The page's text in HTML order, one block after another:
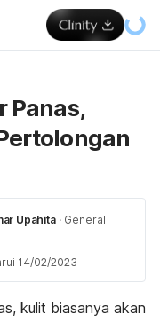
Panas,
Upahita · General
14/02/2023
kulit biasanya akan